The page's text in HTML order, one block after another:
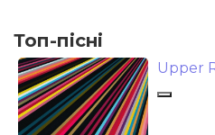
Топ-пісні
Upper